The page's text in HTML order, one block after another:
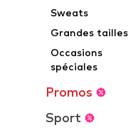
Sweats
Grandes tailles
Occasions
spéciales
Promos
Sport